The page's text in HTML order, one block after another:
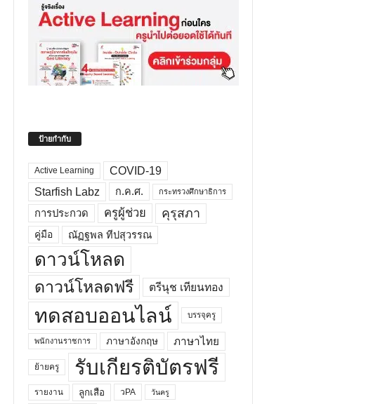
ป้ายกำกับ
Active Learning
COVID-19
Starfish Labz
ก.ค.ศ. กระทรวงศึกษาธิการ
การประกวด ครูผู้ช่วย คุรุสภา
คู่มือ ณัฏฐพล ทีปสุวรรณ
ดาวน์โหลด
ดาวน์โหลดฟรี ตรีนุช เทียนทอง
ทดสอบออนไลน์ บรรจุครู
พนักงานราชการ ภาษาอังกฤษ ภาษาไทย
ย้ายครู รับเกียรติบัตรฟรี
รายงาน ลูกเสือ วPA วันครู